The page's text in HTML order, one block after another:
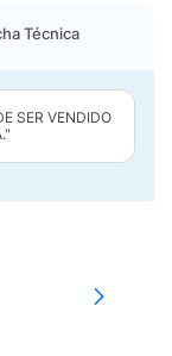
Técnica
SER VENDIDO